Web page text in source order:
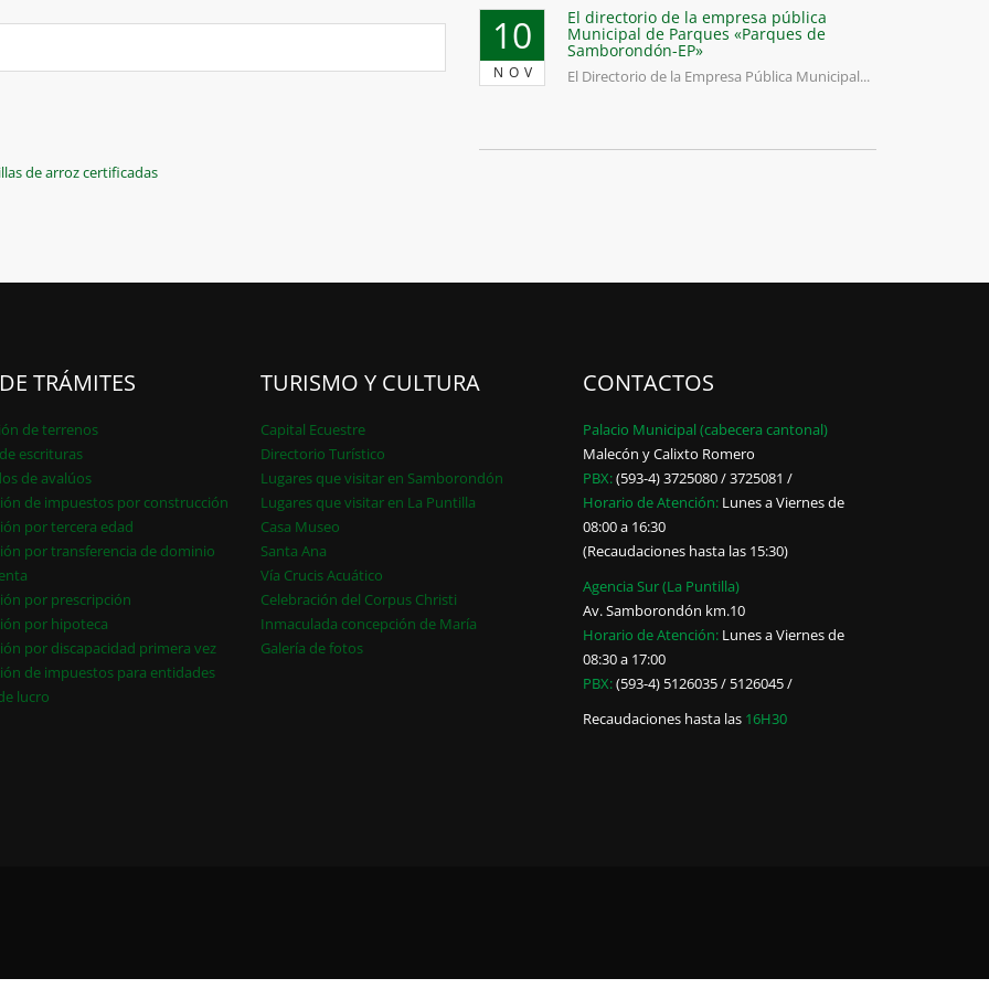
de arroz certificadas
10
NOV
El directorio de la empresa pública
Municipal de Parques «Parques de
Samborondón-EP»
El Directorio de la Empresa Pública Municipal...
TRÁMITES
de terrenos
escrituras
de avalúos
de impuestos por construcción
por tercera edad
por transferencia de dominio
por prescripción
por hipoteca
por discapacidad primera vez
de impuestos para entidades
lucro
TURISMO Y CULTURA
Capital Ecuestre
Directorio Turístico
Lugares que visitar en Samborondón
Lugares que visitar en La Puntilla
Casa Museo
Santa Ana
Vía Crucis Acuático
Celebración del Corpus Christi
Inmaculada concepción de María
Galería de fotos
CONTACTOS
Palacio Municipal (cabecera cantonal)
Malecón y Calixto Romero
PBX:(593-4) 3725080 / 3725081 /
Horario de Atención:Lunes a Viernes de
08:00 a 16:30
(Recaudaciones hasta las 15:30)
Agencia Sur (La Puntilla)
Av. Samborondón km.10
Horario de Atención:Lunes a Viernes de
08:30 a 17:00
PBX:(593-4) 5126035 / 5126045 /
Recaudaciones hasta las 16H30